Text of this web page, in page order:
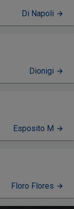
Di Napoli
Dionigi
Esposito M
Floro Flores